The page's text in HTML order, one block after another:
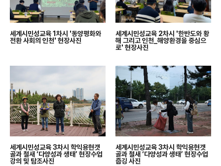
세계시민성교육 1차시 '동양평화와
전환 사회의 인천' 현장사진
세계시민성교육 2차시 '한반도와 황
해 그리고 인천_해양환경을 중심으
로' 현장사진
세계시민성교육 3차시 학익용현갯
골과 철새 ‘다양성과 생태’ 현장수업
강의 및 탐조사진
세계시민성교육 3차시 학익용현갯
골과 철새 ‘다양성과 생태’ 현장수업
줍깅 사진